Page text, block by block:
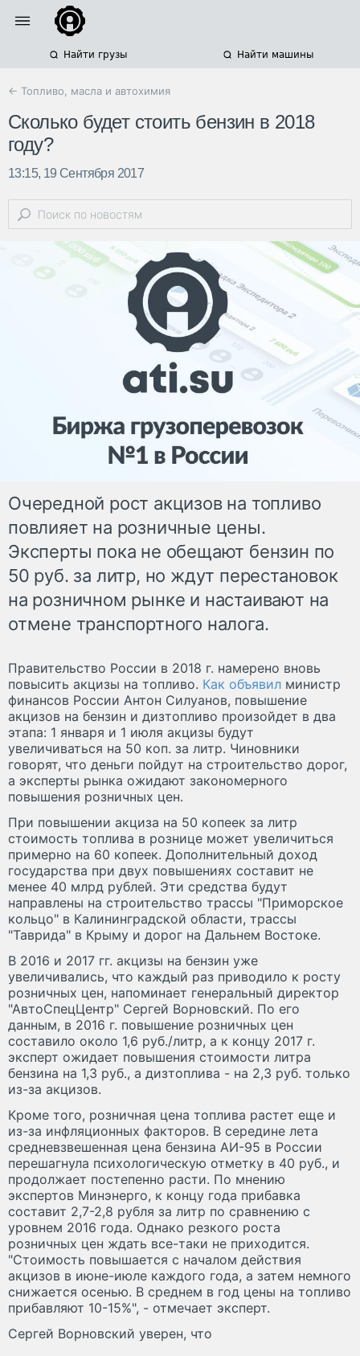
Найти грузы Найти машины
← Топливо, масла и автохимия
Сколько будет стоить бензин в 2018
году?
13:15, 19 Сентября 2017
Очередной рост акцизов на топливо
повлияет на розничные цены.
Эксперты пока не обещают бензин по
50 руб. за литр, но ждут перестановок
на розничном рынке и настаивают на
отмене транспортного налога.
Правительство России в 2018 г. намерено вновь
повысить акцизы на топливо. Как объявил министр
финансов России Антон Силуанов, повышение
акцизов на бензин и дизтопливо произойдет в два
этапа: 1 января и 1 июля акцизы будут
увеличиваться на 50 коп. за литр. Чиновники
говорят, что деньги пойдут на строительство дорог,
а эксперты рынка ожидают закономерного
повышения розничных цен.
При повышении акциза на 50 копеек за литр
стоимость топлива в рознице может увеличиться
примерно на 60 копеек. Дополнительный доход
государства при двух повышениях составит не
менее 40 млрд рублей. Эти средства будут
направлены на строительство трассы "Приморское
кольцо" в Калининградской области, трассы
"Таврида" в Крыму и дорог на Дальнем Востоке.
В 2016 и 2017 гг. акцизы на бензин уже
увеличивались, что каждый раз приводило к росту
розничных цен, напоминает генеральный директор
"АвтоСпецЦентр" Сергей Ворновский. По его
данным, в 2016 г. повышение розничных цен
составило около 1,6 руб./литр, а к концу 2017 г.
эксперт ожидает повышения стоимости литра
бензина на 1,3 руб., а дизтоплива - на 2,3 руб. только
из-за акцизов.
Кроме того, розничная цена топлива растет еще и
из-за инфляционных факторов. В середине лета
средневзвешенная цена бензина АИ-95 в России
перешагнула психологическую отметку в 40 руб., и
продолжает постепенно расти. По мнению
экспертов Минэнерго, к концу года прибавка
составит 2,7-2,8 рубля за литр по сравнению с
уровнем 2016 года. Однако резкого роста
розничных цен ждать все-таки не приходится.
"Стоимость повышается с началом действия
акцизов в июне-июле каждого года, а затем немного
снижается осенью. В среднем в год цены на топливо
прибавляют 10-15%", - отмечает эксперт.
Сергей Ворновский уверен, что